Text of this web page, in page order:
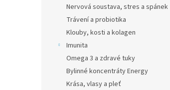
Nervová soustava, stres a spánek
Trávení a probiotika
Klouby, kosti a kolagen
Imunita
Omega 3 a zdravé tuky
Bylinné koncentráty Energy
Krása, vlasy a pleť